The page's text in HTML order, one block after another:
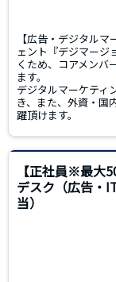
【広告・デジタル
ェント『デジマージ
くため、コアメンバ
ます。
デジタルマーケティ
き、また、外資・国
躍頂けます。
【正社員※最大
デスク（広告・
当）